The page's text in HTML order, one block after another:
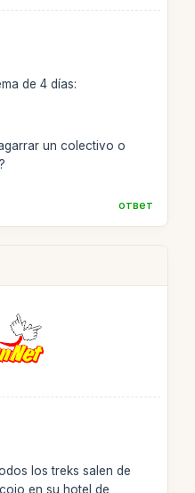
de 4 días:
un colectivo o
ответ
los treks salen de
en su hotel de